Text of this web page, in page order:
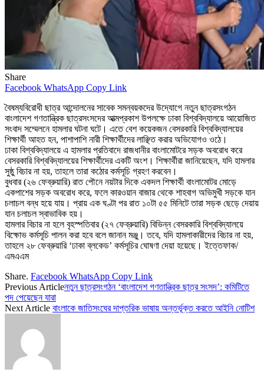
Share
Facebook WhatsApp Copy Link
বৈষম্যবিরোধী ছাত্র আন্দোলনের সাবেক সমন্বয়কদের উদ্যোগে নতুন ছাত্রসংগঠন
বাংলাদেশ গণতান্ত্রিক ছাত্রসংসদের আত্মপ্রকাশ উপলক্ষে ঢাকা বিশ্ববিদ্যালয়ে আয়োজিত
সংবাদ সম্মেলনে হামলার ঘটনা ঘটে। এতে বেশ কয়েকজন বেসরকারি বিশ্ববিদ্যালয়ের
শিক্ষার্থী আহত হন, পাশাপাশি নারী শিক্ষার্থীদের লাঞ্ছিত করার অভিযোগও ওঠে।
ঢাকা বিশ্ববিদ্যালয়ে এ হামলার প্রতিবাদে রাজধানীর বাংলামোটরে সড়ক অবরোধ করে
বেসরকারি বিশ্ববিদ্যালয়ের শিক্ষার্থীদের একটি অংশ। শিক্ষার্থীরা জানিয়েছেন, যদি হামলার
সুষ্ঠু বিচার না হয়, তাহলে তারা কঠোর কর্মসূচি গ্রহণ করবেন।
বুধবার (২৬ ফেব্রুয়ারি) রাত পৌনে নয়টার দিকে একদল শিক্ষার্থী বাংলামোটর মোড়ে
একপাশের সড়ক অবরোধ করে, ফলে কারওয়ান বাজার থেকে শাহবাগ অভিমুখী সড়কে যান
চলাচল বন্ধ হয়ে যায়। প্রায় এক ঘণ্টা পর রাত ১০টা ৫৫ মিনিটে তারা সড়ক ছেড়ে দেয়ায়
যান চলাচল স্বাভাবিক হয়।
হামলার বিচার না হলে বৃহস্পতিবার (২৭ ফেব্রুয়ারি) বিভিন্ন বেসরকারি বিশ্ববিদ্যালয়ে
বিক্ষোভ কর্মসূচি পালন করা হবে বলে জানান মঞ্জু। তবে, যদি হামলাকারীদের বিচার না হয়,
তাহলে ২৮ ফেব্রুয়ারি ‘ঢাকা ব্লকেড’ কর্মসূচির ঘোষণা দেয়া হয়েছে। ইত্তেফাক/
এমএএম
Share. Facebook WhatsApp Copy Link
Previous Articleনতুন ছাত্রসংগঠন ‘বাংলাদেশ গণতান্ত্রিক ছাত্র সংসদ’: কমিটিতে
পদ পেয়েছেন যারা
Next Article বাংলাকে জাতিসংঘের দাপ্তরিক ভাষায় অন্তর্ভূক্ত করতে আইনি নোটিশ